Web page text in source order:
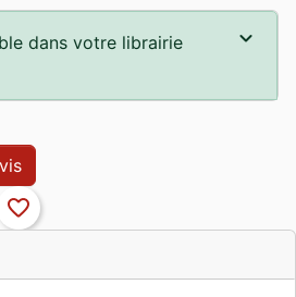
dans votre librairie
favorite_border